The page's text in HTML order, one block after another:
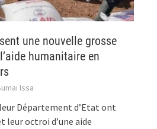
une nouvelle grosse
humanitaire en
Issa
Département d’Etat ont
leur octroi d’une aide